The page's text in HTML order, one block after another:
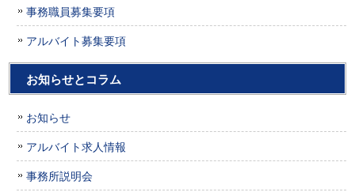
事務職員募集要項
アルバイト募集要項
お知らせとコラム
お知らせ
アルバイト求人情報
事務所説明会